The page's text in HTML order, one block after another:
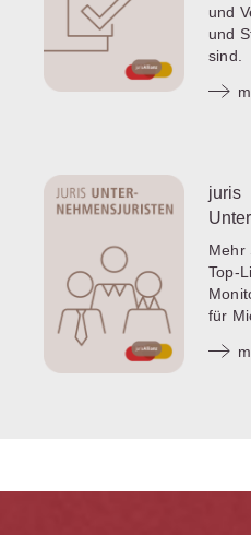
und
und
sind.
juris
Mehr
Top-
für